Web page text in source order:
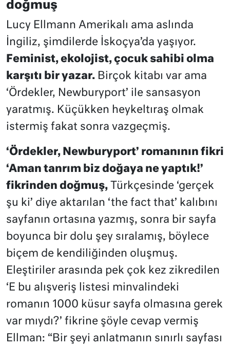
doğmuş
Lucy Ellmann Amerikalı ama aslında
İngiliz, şimdilerde İskoçya’da yaşıyor.
Feminist, ekolojist, çocuk sahibi olma
karşıtı bir yazar. Birçok kitabı var ama
‘Ördekler, Newburyport’ ile sansasyon
yaratmış. Küçükken heykeltıraş olmak
istermiş fakat sonra vazgeçmiş.
‘Ördekler, Newburyport’ romanının fikri
‘Aman tanrım biz doğaya ne yaptık!’
fikrinden doğmuş, Türkçesinde ‘gerçek
şu ki’ diye aktarılan ‘the fact that’ kalıbını
sayfanın ortasına yazmış, sonra bir sayfa
boyunca bir dolu şey sıralamış, böylece
biçem de kendiliğinden oluşmuş.
Eleştiriler arasında pek çok kez zikredilen
‘E bu alışveriş listesi minvalindeki
romanın 1000 küsur sayfa olmasına gerek
var mıydı?’ fikrine şöyle cevap vermiş
Ellman: “Bir şeyi anlatmanın sınırlı sayfası